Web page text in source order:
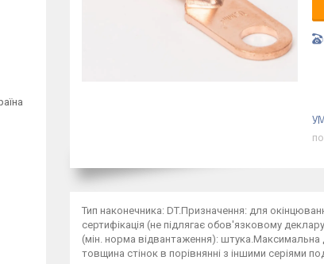
Тип наконечника: DT.Призначення: для
сертифікація (не підлягає обов'язковому
(мін. норма відвантаження): штука.Максимальна
товщина стінок в порівнянні з іншими серіями